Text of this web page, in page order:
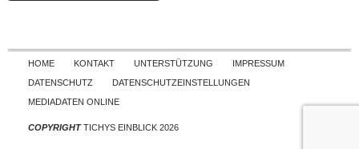
Skip to content
HOME KONTAKT UNTERSTÜTZUNG
IMPRESSUM
DATENSCHUTZ
DATENSCHUTZEINSTELLUNGEN
MEDIADATEN ONLINE
COPYRIGHTTICHYS EINBLICK 2026